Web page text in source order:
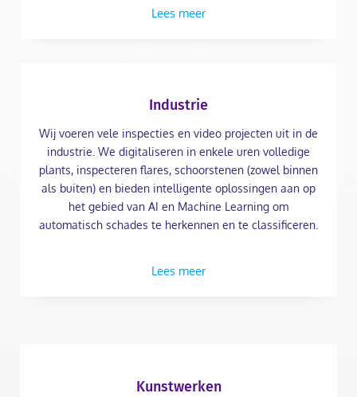
Lees meer
Industrie
Wij voeren vele inspecties en video projecten uit in de
industrie. We digitaliseren in enkele uren volledige
plants, inspecteren flares, schoorstenen (zowel binnen
als buiten) en bieden intelligente oplossingen aan op
het gebied van AI en Machine Learning om
automatisch schades te herkennen en te classificeren.
Lees meer
Kunstwerken